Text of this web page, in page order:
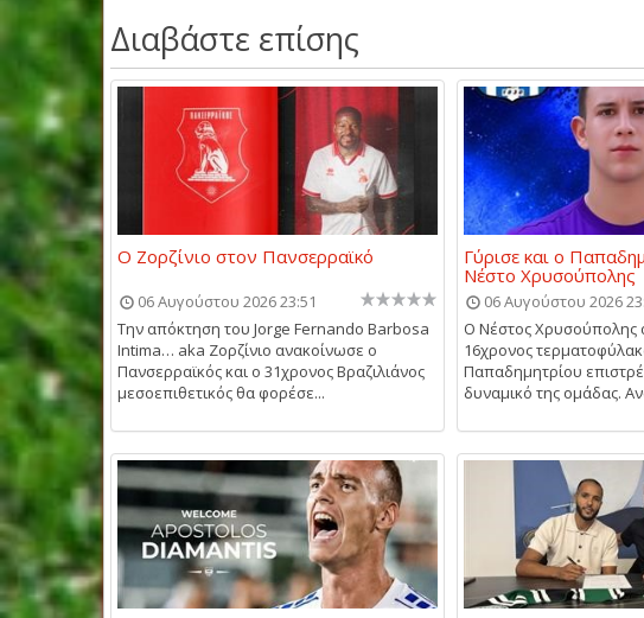
Διαβάστε επίσης
Ο Ζορζίνιο στον Πανσερραϊκό
06 Αυγούστου 2026 23:51
Την απόκτηση του Jorge Fernando Barbosa
Intima… aka Ζορζίνιο ανακοίνωσε ο
Πανσερραϊκός και ο 31χρονος Βραζιλιάνος
μεσοεπιθετικός θα φορέσε...
Γύρισε και ο
Νέστο Χρυσούπολης
06 Αυγούστου 2026
Ο Νέστος Χρυσούπολης
16χρονος
Παπαδημητρίου
δυναμικό της ομάδας.